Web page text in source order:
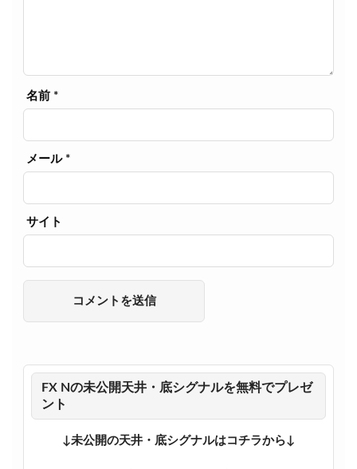
名前 *
メール *
サイト
FX Nの未公開天井・底シグナルを無料でプレゼ
ント
↓未公開の天井・底シグナルはコチラから↓